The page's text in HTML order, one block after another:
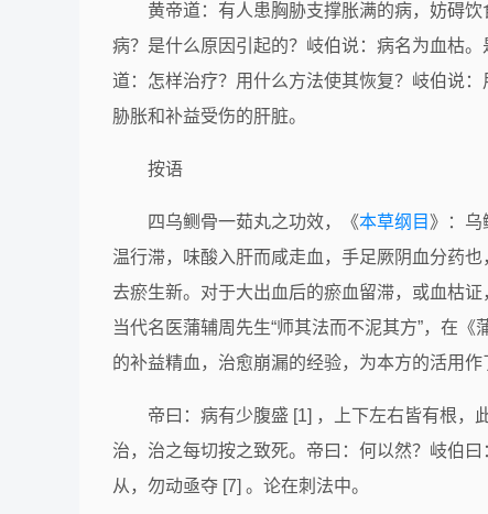
黄帝道：有人患胸胁支撑胀满的病，妨碍
病？是什么原因引起的？岐伯说：病名为血枯
道：怎样治疗？用什么方法使其恢复？岐伯说
胁胀和补益受伤的肝脏。
按语
四乌鲗骨一茹丸之功效，《本草纲目 》：乌
温行滞，味酸入肝而咸走血，手足厥阴血分药
去瘀生新。对于大出血后的瘀血留滞，或血枯
当代名医蒲辅周先生“师其法而不泥其方”，在
的补益精血，治愈崩漏的经验，为本方的活用作
帝曰：病有少腹盛 [1] ，上下左右皆有根，
治，治之每切按之致死。帝曰：何以然？岐伯
从，勿动亟夺 [7] 。论在刺法中。